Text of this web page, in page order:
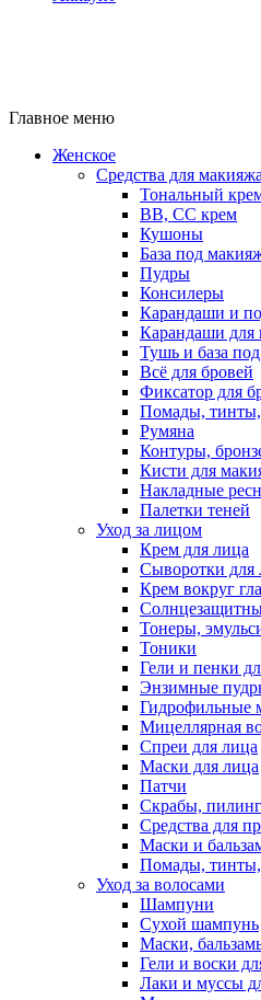
Главное меню
Женское
Средства для макияжа
Тональный
BB, CC крем
Кушоны
База под
Пудры
Консилеры
Карандаши и
Карандаши для
Тушь и база
Всё для бровей
Фиксатор для
Помады, тинты,
Румяна
Контуры,
Кисти для
Накладные
Палетки теней
Уход за лицом
Крем для лица
Сыворотки для
Крем вокруг
Тонеры,
Тоники
Гели и пенки
Энзимные
Гидрофильные
Мицеллярная
Спреи для лица
Маски для лица
Патчи
Скрабы,
Средства для
Маски и
Помады, тинты,
Уход за волосами
Шампуни
Сухой шампунь
Маски,
Гели и воски
Лаки и муссы